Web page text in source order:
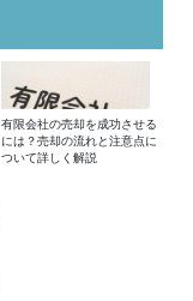
有限会社の売却を成功させる
には？売却の流れと注意点に
ついて詳しく解説